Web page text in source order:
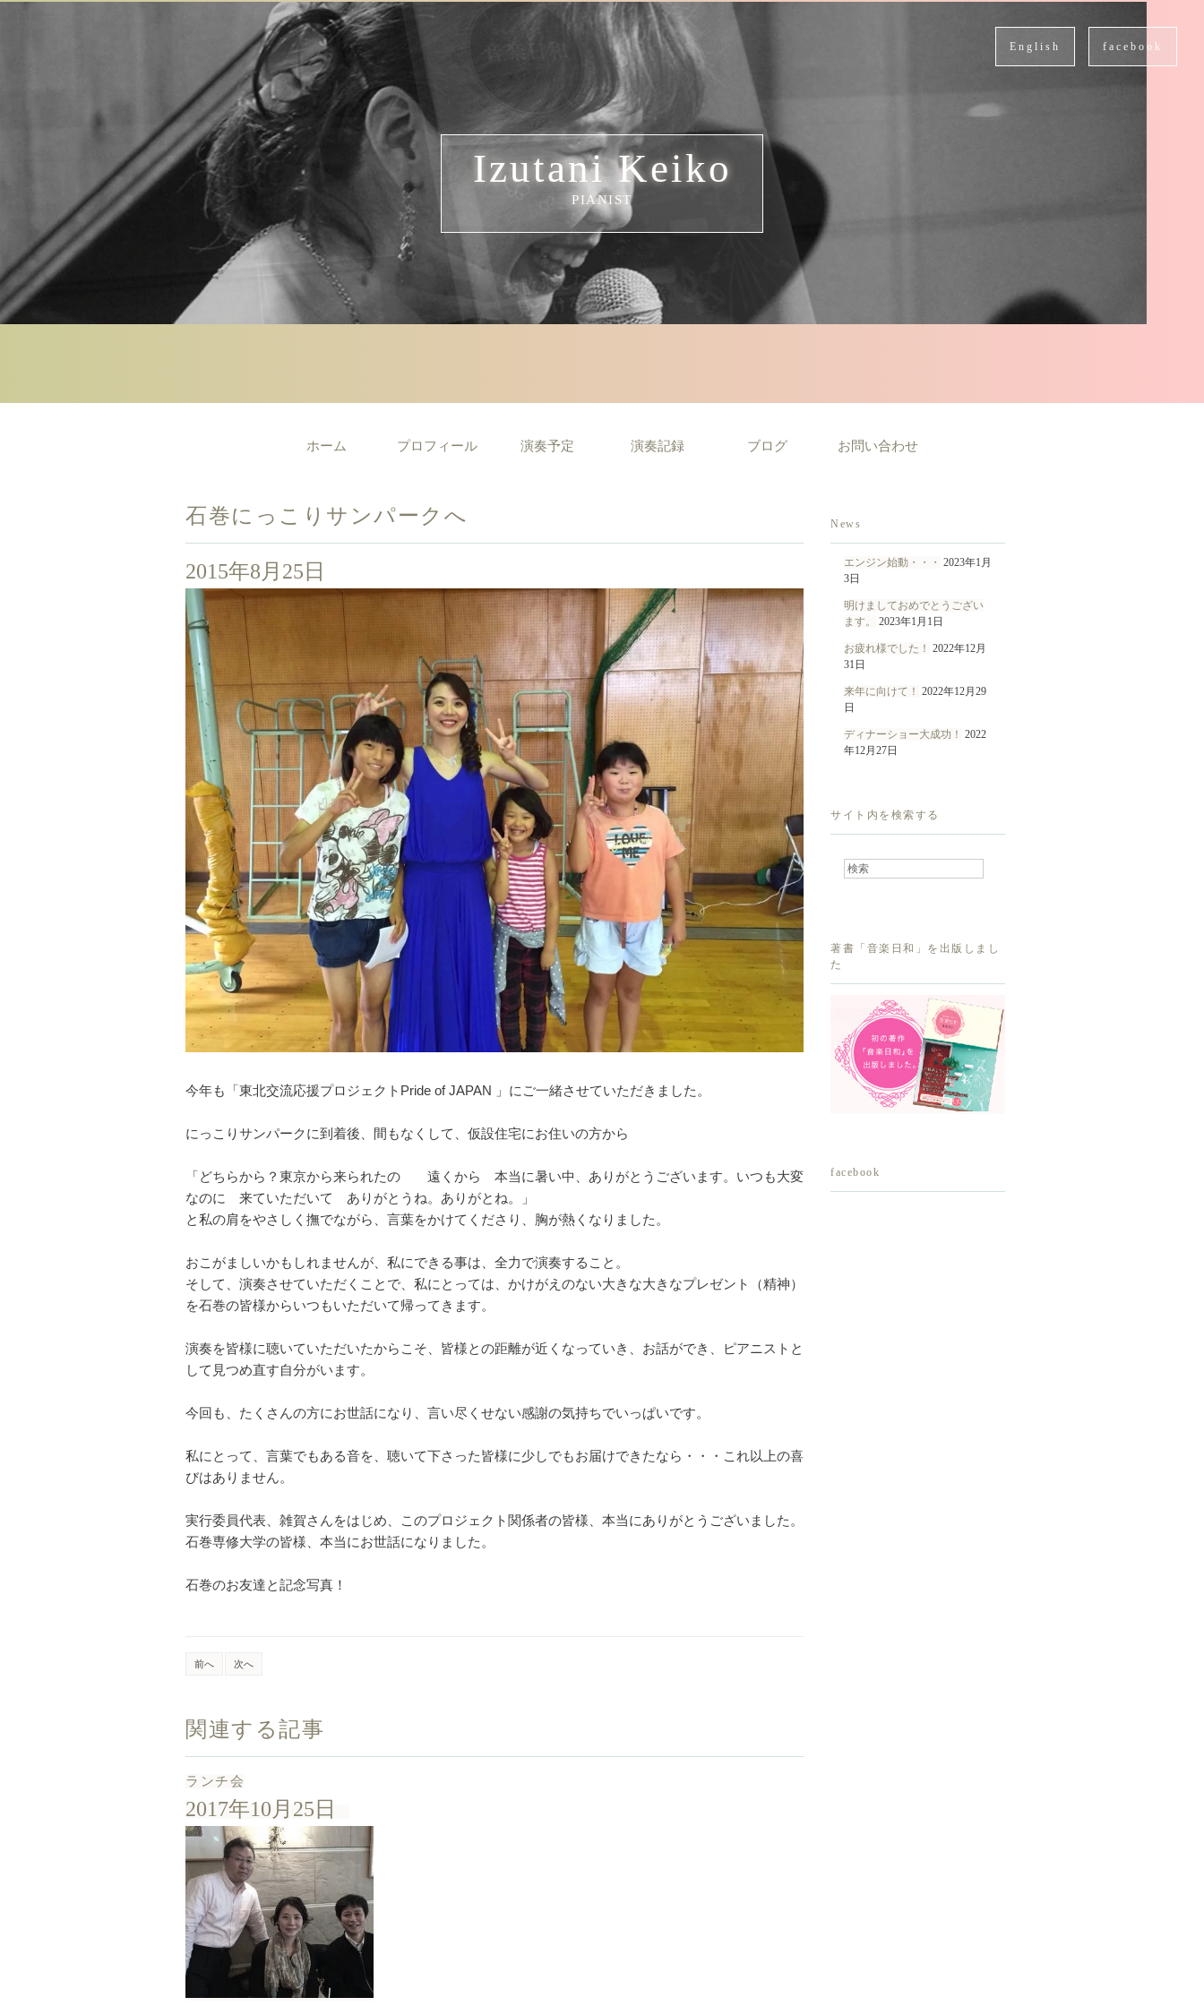
facebook
English
Izutani Keiko
PIANIST
ホーム プロフィール 演奏予定 演奏記録 ブログ お問い合わせ
石巻にっこりサンパークへ
2015年8月25日
今年も「東北交流応援プロジェクトPride of JAPAN 」にご一緒させていただきました。
にっこりサンパークに到着後、間もなくして、仮設住宅にお住いの方から
「どちらから？東京から来られたの 遠くから 本当に暑い中、ありがとうございます。いつも大変
なのに 来ていただいて ありがとうね。ありがとね。」
と私の肩をやさしく撫でながら、言葉をかけてくださり、胸が熱くなりました。
おこがましいかもしれませんが、私にできる事は、全力で演奏すること。
そして、演奏させていただくことで、私にとっては、かけがえのない大きな大きなプレゼント（精神）
を石巻の皆様からいつもいただいて帰ってきます。
演奏を皆様に聴いていただいたからこそ、皆様との距離が近くなっていき、お話ができ、ピアニストと
して見つめ直す自分がいます。
今回も、たくさんの方にお世話になり、言い尽くせない感謝の気持ちでいっぱいです。
私にとって、言葉でもある音を、聴いて下さった皆様に少しでもお届けできたなら・・・これ以上の喜
びはありません。
実行委員代表、雑賀さんをはじめ、このプロジェクト関係者の皆様、本当にありがとうございました。
石巻専修大学の皆様、本当にお世話になりました。
石巻のお友達と記念写真！
前へ 次へ
関連する記事
ランチ会
2017年10月25日
News
エンジン始動・・・ 2023年1月
3日
明けましておめでとうござい
ます。
2023年1月1日
お疲れ様でした！ 2022年12月
31日
来年に向けて！ 2022年12月29
日
ディナーショー大成功！ 2022
年12月27日
サイト内を検索する
著書「音楽日和」を出版しまし
た
facebook